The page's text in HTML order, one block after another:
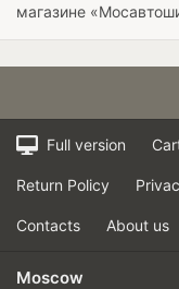
магазине
Full version
Return Policy
Contacts About us
Moscow